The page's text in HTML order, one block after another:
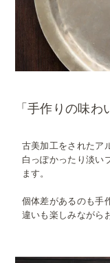
「手作りの味わ
古美加工をされたア
白っぽかったり淡い
ます。
個体差があるのも手
違いも楽しみながら